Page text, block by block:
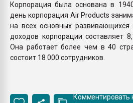
Корпорация была основана в
день корпорация Air Products
на всех основных
доходов корпорации составляет
Она работает более чем в 40
состоит 18 000 сотрудников.
Комментировать